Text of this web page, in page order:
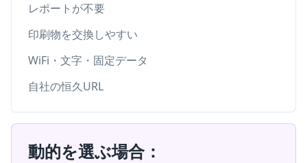
レポートが不要
印刷物を交換しやすい
WiFi・文字・固定データ
自社の恒久URL
動的を選ぶ場合：